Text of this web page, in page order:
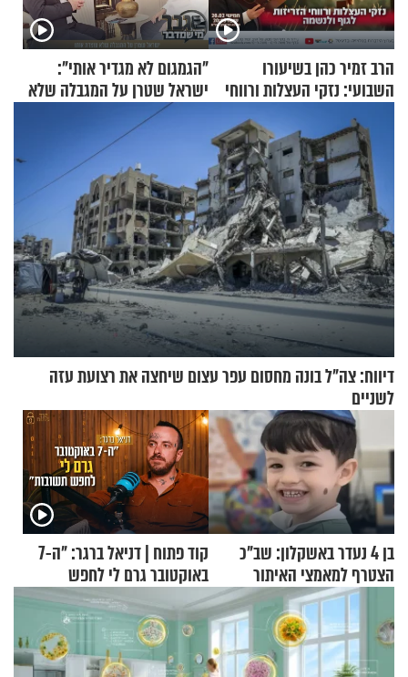
הרב זמיר כהן בשיעורו
השבועי: נזקי העצלות ורווחי
הזריזות לגוף ולנשמה
"הגמגום לא מגדיר אותי":
ישראל שטרן על המגבלה שלא
עוצרת אותו
דיווח: צה"ל בונה מחסום עפר עצום שיחצה את רצועת עזה
לשניים
בן 4 נעדר באשקלון: שב"כ
הצטרף למאמצי האיתור
קוד פתוח | דניאל ברגר: "ה-7
באוקטובר גרם לי לחפש
תשובות"